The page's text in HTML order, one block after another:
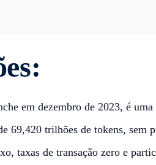
em dezembro de 2023, é
69,420 trilhões de tokens, sem
taxas de transação zero e